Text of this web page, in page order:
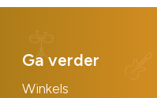
Ga verder
Winkels